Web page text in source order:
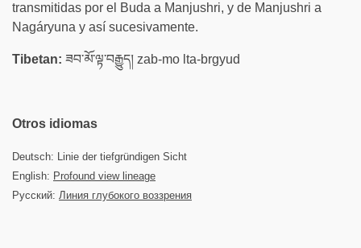
transmitidas por el Buda a Manjushri, y de Manjushri a
Nagáryuna y así sucesivamente.
Tibetan: ཟབ་མོ་ལྟ་བརྒྱུད། zab-mo lta-brgyud
Otros idiomas
Deutsch: Linie der tiefgründigen Sicht
English: Profound view lineage
Русский: Линия глубокого воззрения